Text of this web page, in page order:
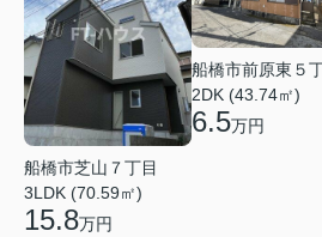
船橋市芝山７丁目
3LDK (70.59㎡)
15.8万円
船橋市前原東５
2DK (43.74㎡)
6.5万円